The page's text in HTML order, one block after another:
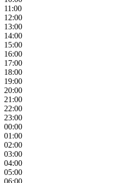
11:00
12:00
13:00
14:00
15:00
16:00
17:00
18:00
19:00
20:00
21:00
22:00
23:00
00:00
01:00
02:00
03:00
04:00
05:00
06:00